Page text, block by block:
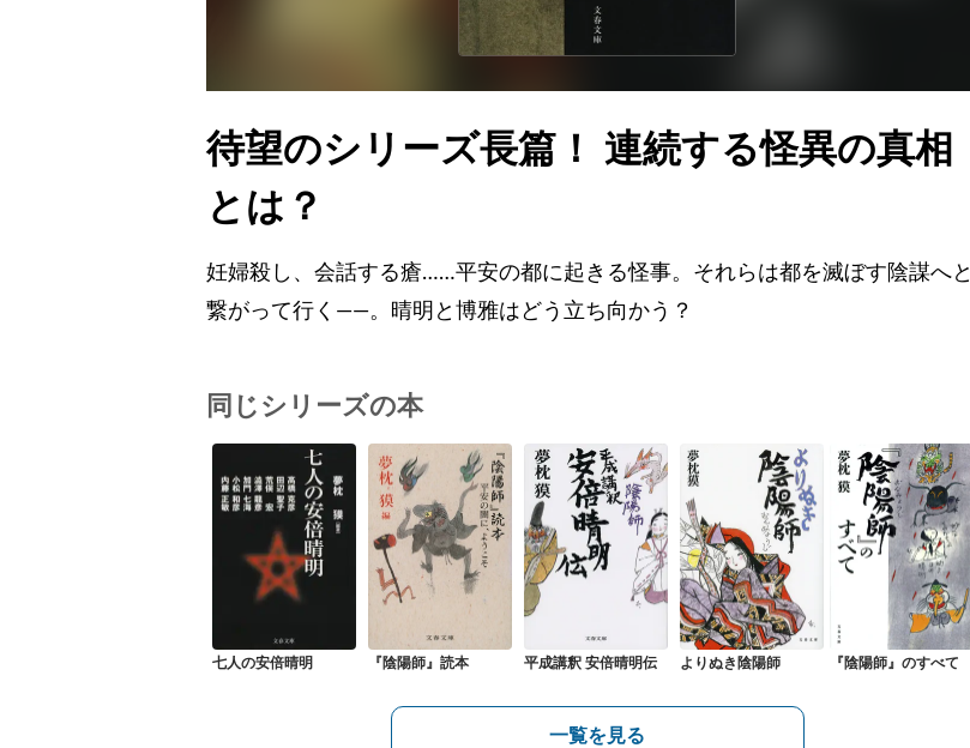
待望のシリーズ長篇！ 連続する怪異の真相
とは？
妊婦殺し、会話する瘡……平安の都に起きる怪事。それらは都を滅ぼす陰謀へと
繋がって行く——。晴明と博雅はどう立ち向かう？
同じシリーズの本
七人の安倍晴明 『陰陽師』読本 平成講釈 安倍晴明伝 よりぬき陰陽師 『陰陽師』のすべて
一覧を見る